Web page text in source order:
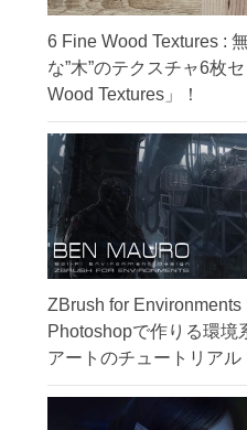
6 Fine Wood Textures :
な”木”のテクスチャ6枚
Wood Textures」！
ZBrush for Environments
Photoshopで作りる環境
アートのチュートリアル